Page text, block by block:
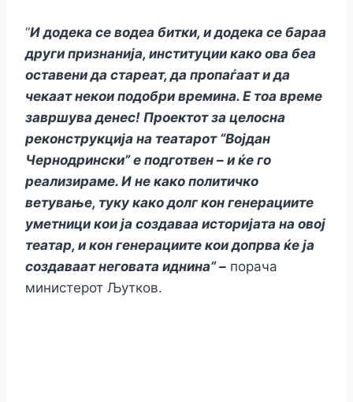
“И додека се водеа битки, и додека се бараа
други признанија, институции како ова беа
оставени да стареат, да пропаѓаат и да
чекаат некои подобри времина. Е тоа време
завршува денес! Проектот за целосна
реконструкција на театарот “Војдан
Чернодрински” е подготвен – и ќе го
реализираме. И не како политичко
ветување, туку како долг кон генерациите
уметници кои ја создаваа историјата на овој
театар, и кон генерациите кои допрва ќе ја
создаваат неговата иднина” – порача
министерот Љутков.